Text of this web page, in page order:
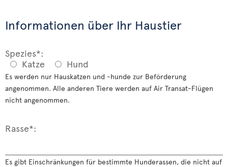
Informationen über Ihr Haustier
Spezies*:
Katze
Hund
Es werden nur Hauskatzen und -hunde zur Beförderung
angenommen. Alle anderen Tiere werden auf Air Transat-Flügen
nicht angenommen.
Rasse*:
Es gibt Einschränkungen für bestimmte Hunderassen, die nicht auf